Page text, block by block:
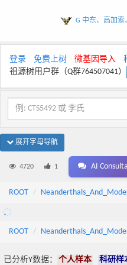
G 中东、高加索
登录 免费上树 微基因导入
祖源树用户群（Q群764507041）
展开字母导航
4720 1 AI
ROOT
ROOT
已分析Y数据： 个人样本 科研样